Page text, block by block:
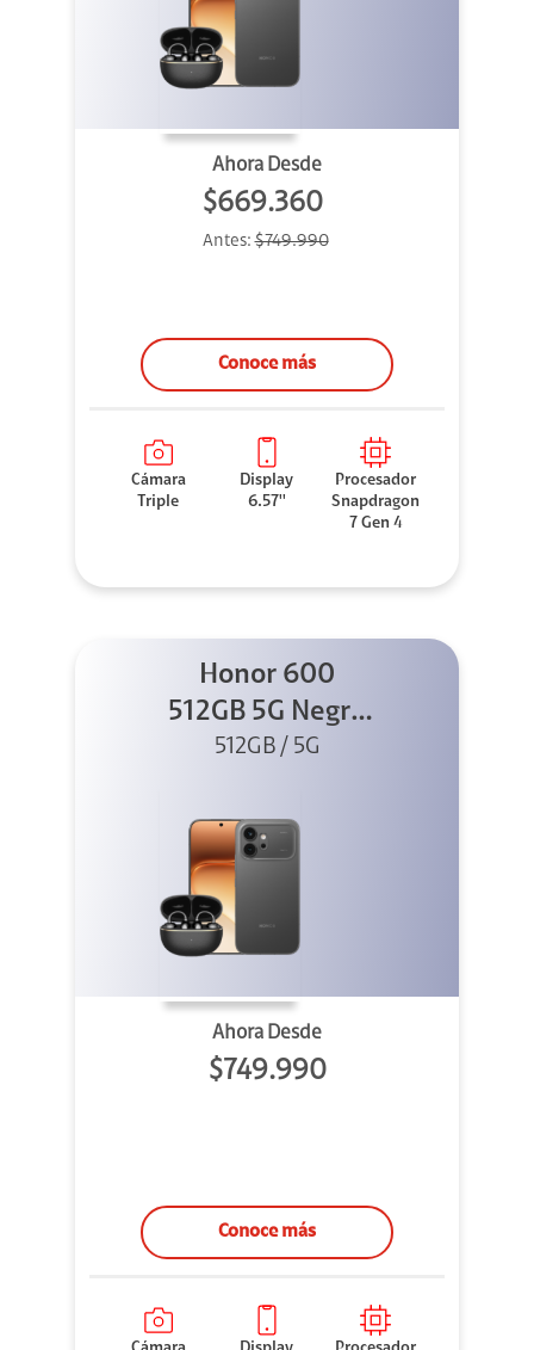
Ahora Desde
$669.360
Antes:$749.990
Conoce más
Cámara
Triple
Display
6.57''
Procesador
Snapdragon
7 Gen 4
Honor 600
512GB 5G Negro
+ Clip 2
512GB / 5G
Ahora Desde
$749.990
Conoce más